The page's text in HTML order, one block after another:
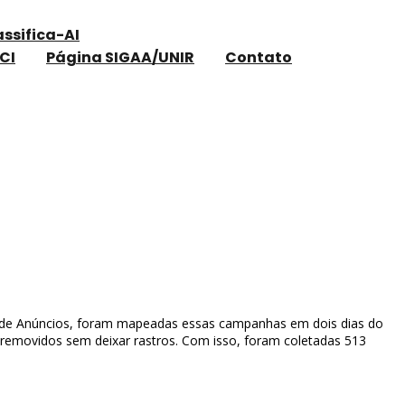
AI
Página SIGAA/UNIR Contato
Anúncios, foram mapeadas essas campanhas em dois dias do
sem deixar rastros. Com isso, foram coletadas 513